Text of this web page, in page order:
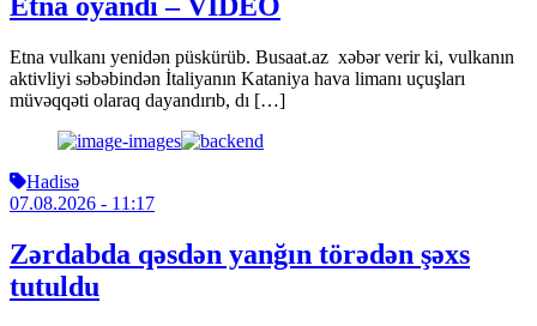
Etna oyandı – VİDEO
Etna vulkanı yenidən püskürüb. Busaat.az xəbər verir ki, vulkanın
aktivliyi səbəbindən İtaliyanın Kataniya hava limanı uçuşları
müvəqqəti olaraq dayandırıb, dı […]
Hadisə
07.08.2026 - 11:17
Zərdabda qəsdən yanğın törədən şəxs
tutuldu